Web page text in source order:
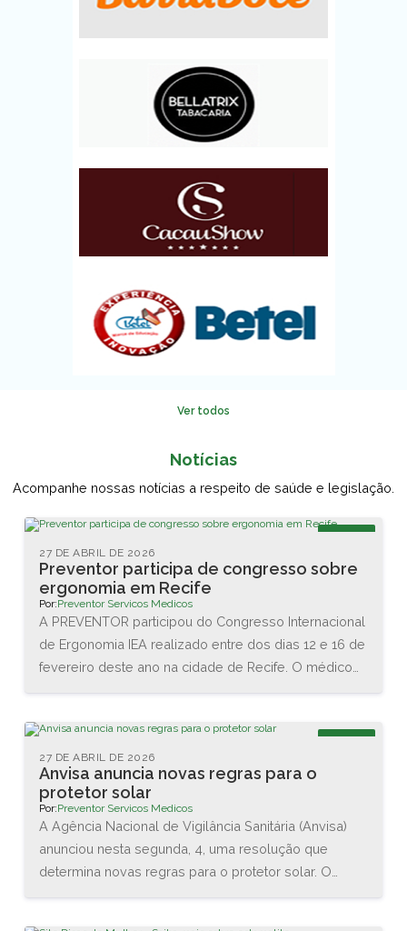
Ver todos
Notícias
Acompanhe nossas notícias a respeito de saúde e legislação.
Preventor participa de congresso sobre
ergonomia em Recife
27 DE ABRIL DE 2026
Por:Preventor Servicos Medicos
A PREVENTOR participou do Congresso Internacional
de Ergonomia IEA realizado entre dos dias 12 e 16 de
fevereiro deste ano na cidade de Recife. O médico
Maurício, da DCA Ergonomia, e juntos conheceram as
novas tecnologias disponíveis na área. Também
assistiram diversas palestras sobre as interações
entre o homem e o trabalho.
Anvisa anuncia novas regras para o
protetor solar
27 DE ABRIL DE 2026
Por:Preventor Servicos Medicos
A Agência Nacional de Vigilância Sanitária (Anvisa)
anunciou nesta segunda, 4, uma resolução que
determina novas regras para o protetor solar. O